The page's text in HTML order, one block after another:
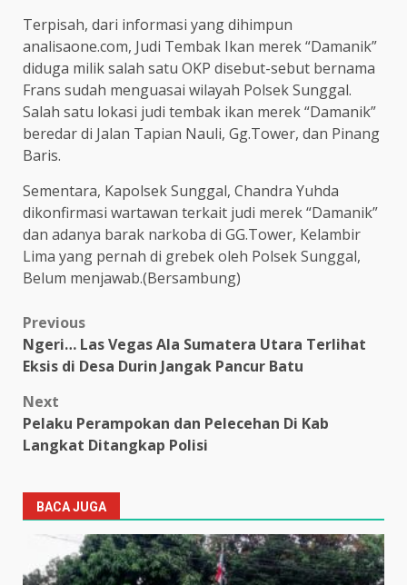
Terpisah, dari informasi yang dihimpun
analisaone.com, Judi Tembak Ikan merek “Damanik”
diduga milik salah satu OKP disebut-sebut bernama
Frans sudah menguasai wilayah Polsek Sunggal.
Salah satu lokasi judi tembak ikan merek “Damanik”
beredar di Jalan Tapian Nauli, Gg.Tower, dan Pinang
Baris.
Sementara, Kapolsek Sunggal, Chandra Yuhda
dikonfirmasi wartawan terkait judi merek “Damanik”
dan adanya barak narkoba di GG.Tower, Kelambir
Lima yang pernah di grebek oleh Polsek Sunggal,
Belum menjawab.(Bersambung)
Post
navigation
Previous
Ngeri… Las Vegas Ala Sumatera Utara Terlihat
Eksis di Desa Durin Jangak Pancur Batu
Next
Pelaku Perampokan dan Pelecehan Di Kab
Langkat Ditangkap Polisi
BACA JUGA